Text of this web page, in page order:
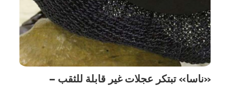
«ناسا» تبتكر عجلات غير قابلة للثقب –